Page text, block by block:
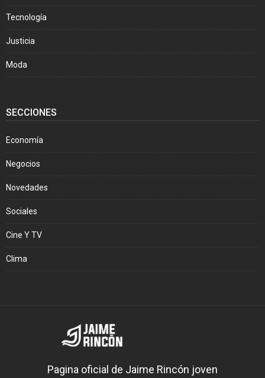
Tecnología
Justicia
Moda
SECCIONES
Economía
Negocios
Novedades
Sociales
Cine Y TV
Clima
Pagina oficial de Jaime Rincón joven